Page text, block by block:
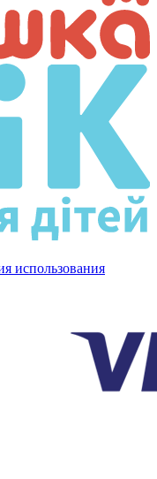
использования